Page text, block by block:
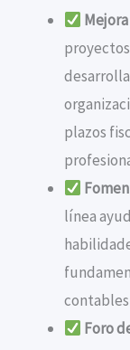
plazos
línea
Foro